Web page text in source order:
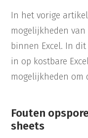
In het vorige
mogelijkheden
binnen Excel. In
in op kostbare
mogelijkheden om
Fouten
sheets